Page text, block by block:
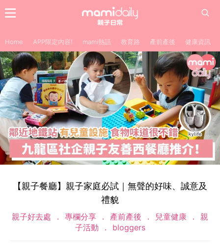
Home APP限定內容! mami熱話 教育路 產前產後 健康資訊
【親子餐廳】親子家庭必試｜無聲的好味、誠意及
禮貌
親子好去處 專欄分享 產前產後 兒童健康
親
子活動
bloggers